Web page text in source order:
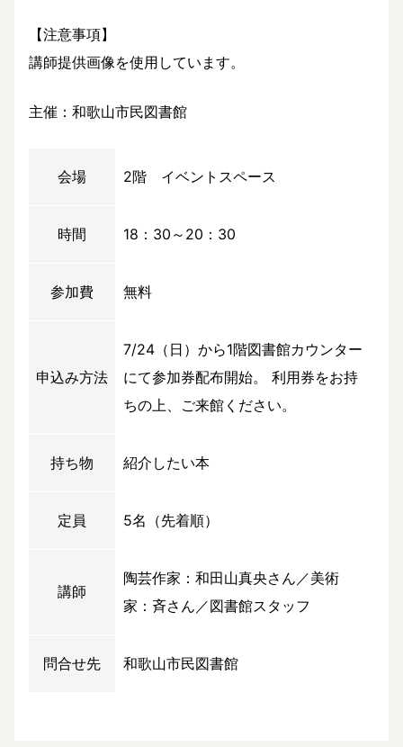
【注意事項】
講師提供画像を使用しています。
主催：和歌山市民図書館
会場 2階 イベントスペース
時間 18：30～20：30
参加費 無料
申込み方法
7/24（日）から1階図書館カウンター
にて参加券配布開始。 利用券をお持
ちの上、ご来館ください。
持ち物 紹介したい本
定員 5名（先着順）
講師
陶芸作家：和田山真央さん／美術
家：斉さん／図書館スタッフ
問合せ先 和歌山市民図書館